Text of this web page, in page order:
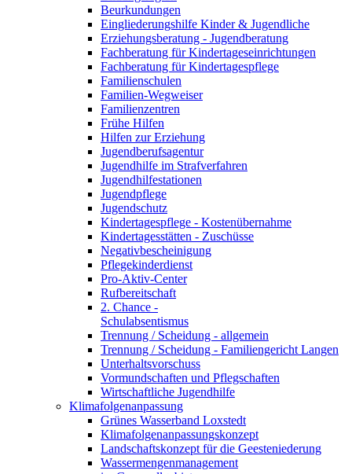
Beurkundungen
Eingliederungshilfe Kinder & Jugendliche
Erziehungsberatung - Jugendberatung
Fachberatung für Kindertageseinrichtungen
Fachberatung für Kindertagespflege
Familienschulen
Familien-Wegweiser
Familienzentren
Frühe Hilfen
Hilfen zur Erziehung
Jugendberufsagentur
Jugendhilfe im Strafverfahren
Jugendhilfestationen
Jugendpflege
Jugendschutz
Kindertagespflege - Kostenübernahme
Kindertagesstätten - Zuschüsse
Negativbescheinigung
Pflegekinderdienst
Pro-Aktiv-Center
Rufbereitschaft
2. Chance -
Schulabsentismus
Trennung / Scheidung - allgemein
Trennung / Scheidung - Familiengericht Langen
Unterhaltsvorschuss
Vormundschaften und Pflegschaften
Wirtschaftliche Jugendhilfe
Klimafolgenanpassung
Grünes Wasserband Loxstedt
Klimafolgenanpassungskonzept
Landschaftskonzept für die Geesteniederung
Wassermengenmanagement